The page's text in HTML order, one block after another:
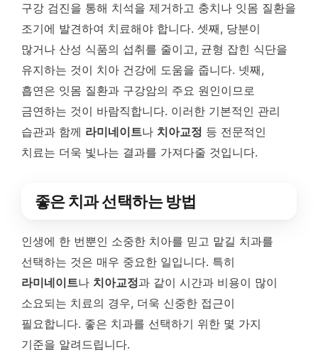
구강 검진을 통해 치석을 제거하고 충치나 잇몸 질환을
조기에 발견하여 치료해야 합니다. 셋째, 당분이
많거나 산성 식품의 섭취를 줄이고, 균형 잡힌 식단을
유지하는 것이 치아 건강에 도움을 줍니다. 넷째,
흡연은 잇몸 질환과 구강암의 주요 원인이므로
금연하는 것이 바람직합니다. 이러한 기본적인 관리
습관과 함께 라미네이트나 치아교정 등 전문적인
치료는 더욱 빛나는 결과를 가져다줄 것입니다.
좋은 치과 선택하는 방법
인생에 한 번뿐인 소중한 치아를 믿고 맡길 치과를
선택하는 것은 매우 중요한 일입니다. 특히
라미네이트나 치아교정과 같이 시간과 비용이 많이
소요되는 치료의 경우, 더욱 신중한 접근이
필요합니다. 좋은 치과를 선택하기 위한 몇 가지
기준을 알려드립니다.